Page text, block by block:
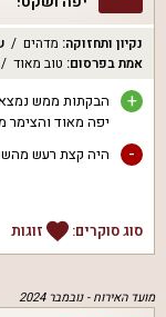
נקיון ותחזוקה: מדהים
אמת בפרסום: טוב מאוד
+
הבקתות ממש
יפה מאוד והצימר
- היה קצת רעש
סוג סוקרים: זוגות
מועד האירוח -נובמבר 2024